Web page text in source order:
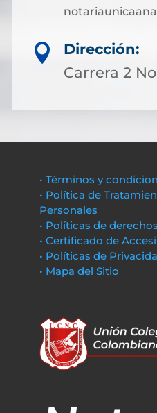

Dirección:
Carrera 2
• Términos y
• Política de
Personales
• Políticas de
• Certificado de
• Políticas de
• Mapa del Sitio